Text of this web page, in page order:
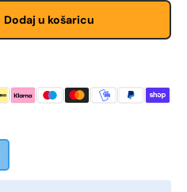
Dodaj u košaricu